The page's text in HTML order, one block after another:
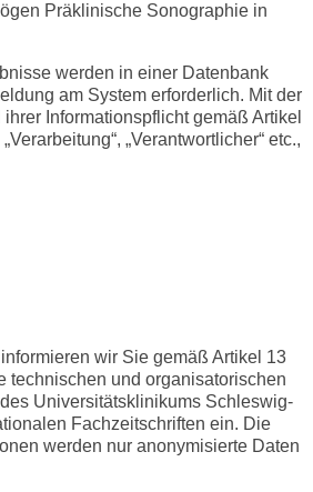
Präklinische Sonographie in
werden in einer Datenbank
am System erforderlich. Mit der
Informationspflicht gemäß Artikel
„Verantwortlicher“ etc.,
wir Sie gemäß Artikel 13
technischen und organisatorischen
Universitätsklinikums Schleswig-
Fachzeitschriften ein. Die
werden nur anonymisierte Daten